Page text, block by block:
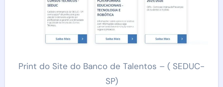
Print do Site do Banco de Talentos – ( SEDUC-
SP)